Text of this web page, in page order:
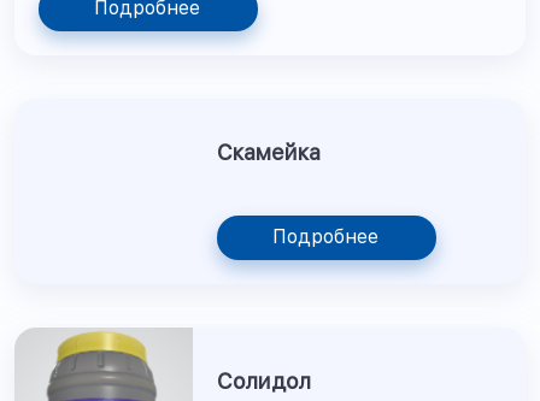
Подробнее
Скамейка
Подробнее
Солидол